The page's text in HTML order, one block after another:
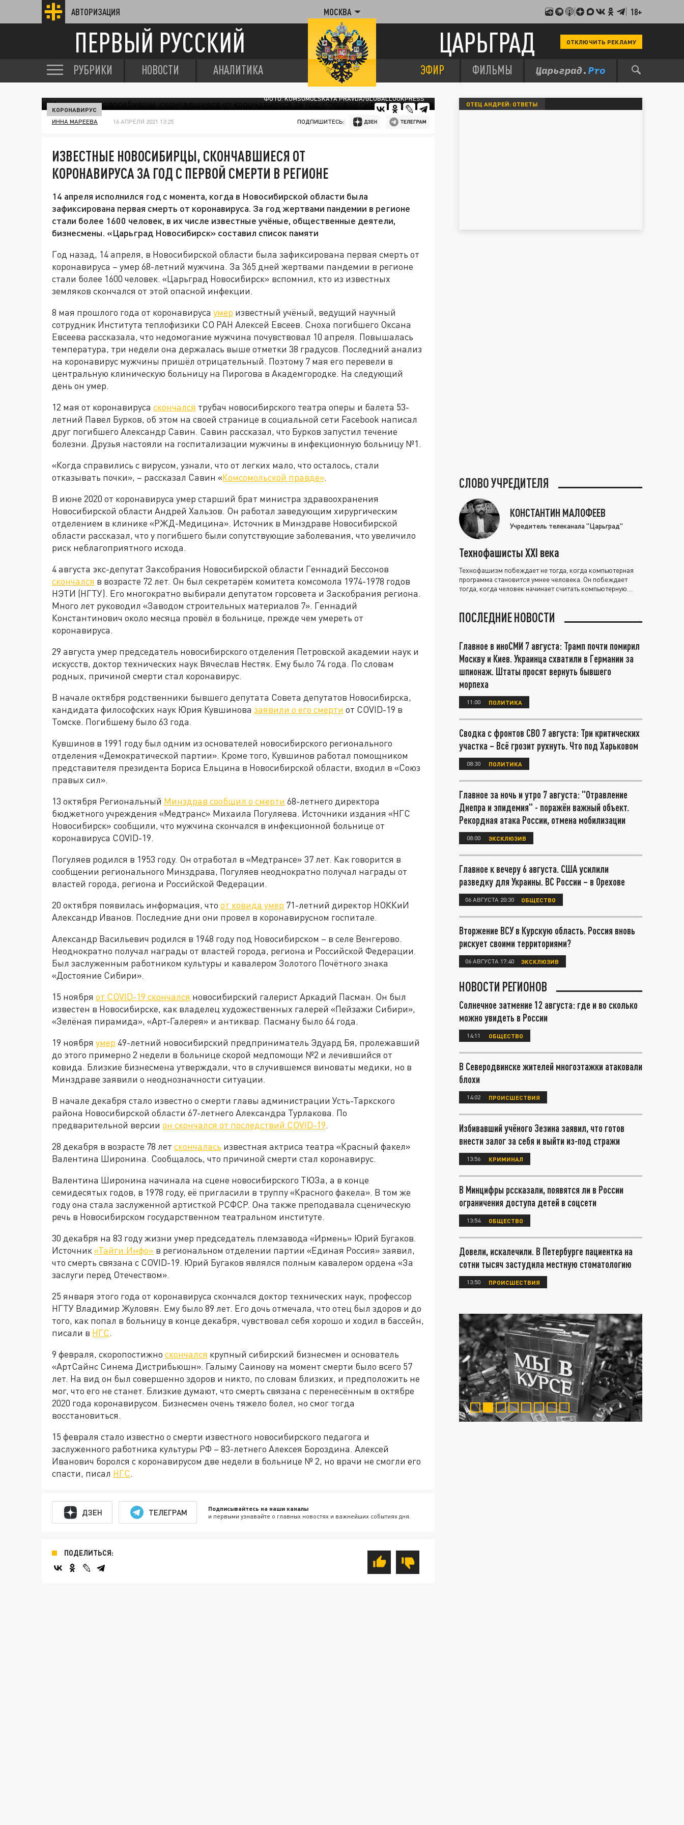
АВТОРИЗАЦИЯ МОСКВА 18+
ПЕРВЫЙ РУССКИЙ ЦАРЬГРАД ОТКЛЮЧИТЬ РЕКЛАМУ
РУБРИКИ НОВОСТИ АНАЛИТИКА ЭФИР ФИЛЬМЫ
ФОТО: KOMSOMOLSKAYA PRAVDA/GLOBALLOOKPRESS
КОРОНАВИРУС
ИННА МАРЕЕВА 16 АПРЕЛЯ 2021 13:25 ПОДПИШИТЕСЬ:
ИЗВЕСТНЫЕ НОВОСИБИРЦЫ, СКОНЧАВШИЕСЯ ОТ
КОРОНАВИРУСА ЗА ГОД С ПЕРВОЙ СМЕРТИ В РЕГИОНЕ
14 апреля исполнился год с момента, когда в Новосибирской области была
зафиксирована первая смерть от коронавируса. За год жертвами пандемии в регионе
стали более 1600 человек, в их числе известные учёные, общественные деятели,
бизнесмены. «Царьград Новосибирск» составил список памяти
Год назад, 14 апреля, в Новосибирской области была зафиксирована первая смерть от
коронавируса – умер 68-летний мужчина. За 365 дней жертвами пандемии в регионе
стали более 1600 человек. «Царьград Новосибирск» вспомнил, кто из известных
земляков скончался от этой опасной инфекции.
8 мая прошлого года от коронавируса умер известный учёный, ведущий научный
сотрудник Института теплофизики СО РАН Алексей Евсеев. Сноха погибшего Оксана
Евсеева рассказала, что недомогание мужчина почувствовал 10 апреля. Повышалась
температура, три недели она держалась выше отметки 38 градусов. Последний анализ
на коронавирус мужчины пришёл отрицательный. Поэтому 7 мая его перевели в
центральную клиническую больницу на Пирогова в Академгородке. На следующий
день он умер.
12 мая от коронавируса скончался трубач новосибирского театра оперы и балета 53-
летний Павел Бурков, об этом на своей странице в социальной сети Facebook написал
друг погибшего Александр Савин. Савин рассказал, что Бурков запустил течение
болезни. Друзья настояли на госпитализации мужчины в инфекционную больницу №1.
«Когда справились с вирусом, узнали, что от легких мало, что осталось, стали
отказывать почки», – рассказал Савин «Комсомольской правде».
В июне 2020 от коронавируса умер старший брат министра здравоохранения
Новосибирской области Андрей Хальзов. Он работал заведующим хирургическим
отделением в клинике «РЖД-Медицина». Источник в Минздраве Новосибирской
области рассказал, что у погибшего были сопутствующие заболевания, что увеличило
риск неблагоприятного исхода.
4 августа экс-депутат Заксобрания Новосибирской области Геннадий Бессонов
скончался в возрасте 72 лет. Он был секретарём комитета комсомола 1974-1978 годов
НЭТИ (НГТУ). Его многократно выбирали депутатом горсовета и Заскобрания региона.
Много лет руководил «Заводом строительных материалов 7». Геннадий
Константинович около месяца провёл в больнице, прежде чем умереть от
коронавируса.
29 августа умер председатель новосибирского отделения Петровской академии наук и
искусств, доктор технических наук Вячеслав Нестяк. Ему было 74 года. По словам
родных, причиной смерти стал коронавирус.
В начале октября родственники бывшего депутата Совета депутатов Новосибирска,
кандидата философских наук Юрия Кувшинова заявили о его смерти от COVID-19 в
Томске. Погибшему было 63 года.
Кувшинов в 1991 году был одним из основателей новосибирского регионального
отделения «Демократической партии». Кроме того, Кувшинов работал помощником
представителя президента Бориса Ельцина в Новосибирской области, входил в «Союз
правых сил».
13 октября Региональный Минздрав сообщил о смерти 68-летнего директора
бюджетного учреждения «Медтранс» Михаила Погуляева. Источники издания «НГС
Новосибирск» сообщили, что мужчина скончался в инфекционной больнице от
коронавируса COVID-19.
Погуляев родился в 1953 году. Он отработал в «Медтрансе» 37 лет. Как говорится в
сообщении регионального Минздрава, Погуляев неоднократно получал награды от
властей города, региона и Российской Федерации.
20 октября появилась информация, что от ковида умер 71-летний директор НОККиИ
Александр Иванов. Последние дни они провел в коронавирусном госпитале.
Александр Васильевич родился в 1948 году под Новосибирском – в селе Венгерово.
Неоднократно получал награды от властей города, региона и Российской Федерации.
Был заслуженным работником культуры и кавалером Золотого Почётного знака
«Достояние Сибири».
15 ноября от COVID-19 скончался новосибирский галерист Аркадий Пасман. Он был
известен в Новосибирске, как владелец художественных галерей «Пейзажи Сибири»,
«Зелёная пирамида», «Арт-Галерея» и антиквар. Пасману было 64 года.
19 ноября умер 49-летний новосибирский предприниматель Эдуард Бя, пролежавший
до этого примерно 2 недели в больнице скорой медпомощи №2 и лечившийся от
ковида. Близкие бизнесмена утверждали, что в случившемся виноваты медики, но в
Минздраве заявили о неоднозначности ситуации.
В начале декабря стало известно о смерти главы администрации Усть-Таркского
района Новосибирской области 67-летнего Александра Турлакова. По
предварительной версии он скончался от последствий COVID-19.
28 декабря в возрасте 78 лет скончалась известная актриса театра «Красный факел»
Валентина Широнина. Сообщалось, что причиной смерти стал коронавирус.
Валентина Широнина начинала на сцене новосибирского ТЮЗа, а в конце
семидесятых годов, в 1978 году, её пригласили в труппу «Красного факела». В том же
году она стала заслуженной артисткой РСФСР. Она также преподавала сценическую
речь в Новосибирском государственном театральном институте.
30 декабря на 83 году жизни умер председатель племзавода «Ирмень» Юрий Бугаков.
Источник«Тайги.Инфо» в региональном отделении партии «Единая Россия» заявил,
что смерть связана с COVID-19. Юрий Бугаков являлся полным кавалером ордена «За
заслуги перед Отечеством».
25 января этого года от коронавируса скончался доктор технических наук, профессор
НГТУ Владимир Жуловян. Ему было 89 лет. Его дочь отмечала, что отец был здоров и до
того, как попал в больницу в конце декабря, чувствовал себя хорошо и ходил в бассейн,
писали в НГС.
9 февраля, скоропостижно скончался крупный сибирский бизнесмен и основатель
«АртСайнс Синема Дистрибьюшн». Галыму Саинову на момент смерти было всего 57
лет. На вид он был совершенно здоров и никто, по словам близких, и предположить не
мог, что его не станет. Близкие думают, что смерть связана с перенесённым в октябре
2020 года коронавирусом. Бизнесмен очень тяжело болел, но смог тогда
восстановиться.
15 февраля стало известно о смерти известного новосибирского педагога и
заслуженного работника культуры РФ – 83-летнего Алексея Бороздина. Алексей
Иванович боролся с коронавирусом две недели в больнице № 2, но врачи не смогли его
спасти, писал НГС.
ДЗЕН ТЕЛЕГРАМ Подписывайтесь на наши каналы
и первыми узнавайте о главных новостях и важнейших событиях дня.
ПОДЕЛИТЬСЯ:
ОТЕЦ АНДРЕЙ: ОТВЕТЫ
СЛОВО УЧРЕДИТЕЛЯ
КОНСТАНТИН МАЛОФЕЕВ
Учредитель телеканала "Царьград"
Технофашисты XXI века
Технофашизм побеждает не тогда, когда компьютерная
программа становится умнее человека. Он побеждает
тогда, когда человек начинает считать компьютерную
ПОСЛЕДНИЕ НОВОСТИ
Главное в иноСМИ 7 августа: Трамп почти помирил
Москву и Киев. Украинца схватили в Германии за
шпионаж. Штаты просят вернуть бывшего
морпеха
11:00 ПОЛИТИКА
Сводка с фронтов СВО 7 августа: Три критических
участка – Всё грозит рухнуть. Что под Харьковом
08:30 ПОЛИТИКА
Главное за ночь и утро 7 августа: "Отравление
Днепра и эпидемия" - поражён важный объект.
Рекордная атака России, отмена мобилизации
08:00 ЭКСКЛЮЗИВ
Главное к вечеру 6 августа. США усилили
разведку для Украины. ВС России – в Орехове
06 АВГУСТА 20:30 ОБЩЕСТВО
Вторжение ВСУ в Курскую область. Россия вновь
рискует своими территориями?
06 АВГУСТА 17:40 ЭКСКЛЮЗИВ
НОВОСТИ РЕГИОНОВ
Солнечное затмение 12 августа: где и во сколько
можно увидеть в России
14:11 ОБЩЕСТВО
В Северодвинске жителей многоэтажки атаковали
блохи
14:02 ПРОИСШЕСТВИЯ
Избивавший учёного Зезина заявил, что готов
внести залог за себя и выйти из-под стражи
13:56 КРИМИНАЛ
В Минцифры рссказали, появятся ли в России
ограничения доступа детей в соцсети
13:54 ОБЩЕСТВО
Довели, искалечили. В Петербурге пациентка на
сотни тысяч застудила местную стоматологию
13:50 ПРОИСШЕСТВИЯ